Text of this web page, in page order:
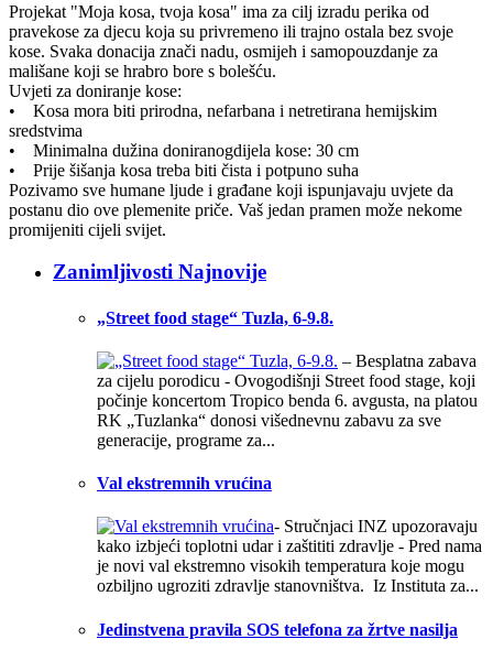
Projekat "Moja kosa, tvoja kosa" ima za cilj izradu perika od
pravekose za djecu koja su privremeno ili trajno ostala bez svoje
kose. Svaka donacija znači nadu, osmijeh i samopouzdanje za
mališane koji se hrabro bore s bolešću.
Uvjeti za doniranje kose:
• Kosa mora biti prirodna, nefarbana i netretirana hemijskim
sredstvima
• Minimalna dužina doniranogdijela kose: 30 cm
• Prije šišanja kosa treba biti čista i potpuno suha
Pozivamo sve humane ljude i građane koji ispunjavaju uvjete da
postanu dio ove plemenite priče. Vaš jedan pramen može nekome
promijeniti cijeli svijet.
Zanimljivosti Najnovije
„Street food stage“ Tuzla, 6-9.8.
– Besplatna zabava
za cijelu porodicu - Ovogodišnji Street food stage, koji
počinje koncertom Tropico benda 6. avgusta, na platou
RK „Tuzlanka“ donosi višednevnu zabavu za sve
generacije, programe za...
Val ekstremnih vrućina
- Stručnjaci INZ upozoravaju
kako izbjeći toplotni udar i zaštititi zdravlje - Pred nama
je novi val ekstremno visokih temperatura koje mogu
ozbiljno ugroziti zdravlje stanovništva. Iz Instituta za...
Jedinstvena pravila SOS telefona za žrtve nasilja